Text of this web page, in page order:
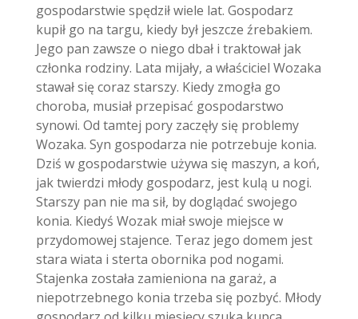
gospodarstwie spędził wiele lat. Gospodarz
kupił go na targu, kiedy był jeszcze źrebakiem.
Jego pan zawsze o niego dbał i traktował jak
członka rodziny. Lata mijały, a właściciel Wozaka
stawał się coraz starszy. Kiedy zmogła go
choroba, musiał przepisać gospodarstwo
synowi. Od tamtej pory zaczęły się problemy
Wozaka. Syn gospodarza nie potrzebuje konia.
Dziś w gospodarstwie używa się maszyn, a koń,
jak twierdzi młody gospodarz, jest kulą u nogi.
Starszy pan nie ma sił, by doglądać swojego
konia. Kiedyś Wozak miał swoje miejsce w
przydomowej stajence. Teraz jego domem jest
stara wiata i sterta obornika pod nogami.
Stajenka została zamieniona na garaż, a
niepotrzebnego konia trzeba się pozbyć. Młody